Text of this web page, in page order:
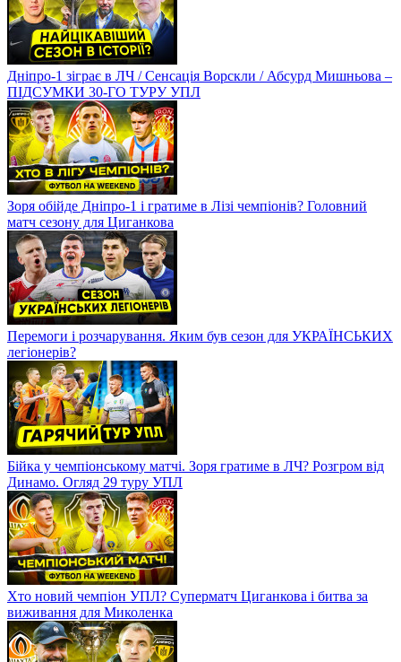
Дніпро-1 зіграє в ЛЧ / Сенсація Ворскли / Абсурд Мишньова –
ПІДСУМКИ 30-ГО ТУРУ УПЛ
Зоря обійде Дніпро-1 і гратиме в Лізі чемпіонів? Головний
матч сезону для Циганкова
Перемоги і розчарування. Яким був сезон для УКРАЇНСЬКИХ
легіонерів?
Бійка у чемпіонському матчі. Зоря гратиме в ЛЧ? Розгром від
Динамо. Огляд 29 туру УПЛ
Хто новий чемпіон УПЛ? Суперматч Циганкова і битва за
виживання для Миколенка